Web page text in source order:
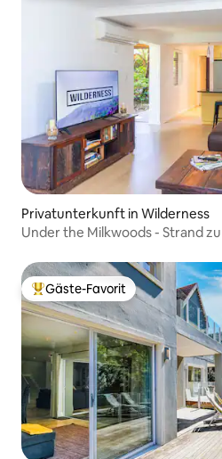
Privatunterkunft in Wilderness
Under the Milkwoods - Strand
Beliebter Gäste-Favorit.
Gäste-Favorit